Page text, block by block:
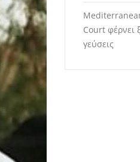
Court φέρνει
γεύσεις